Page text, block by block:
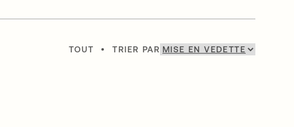
TOUT • TRIER PAR